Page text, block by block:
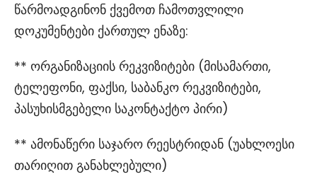
წარმოადგინონ ქვემოთ ჩამოთვლილი
დოკუმენტები ქართულ ენაზე:
** ორგანიზაციის რეკვიზიტები (მისამართი,
ტელეფონი, ფაქსი, საბანკო რეკვიზიტები,
პასუხისმგებელი საკონტაქტო პირი)
** ამონაწერი საჯარო რეესტრიდან (უახლოესი
თარიღით განახლებული)